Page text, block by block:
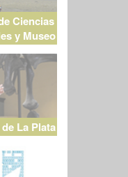
Ciencias
y Museo
La Plata